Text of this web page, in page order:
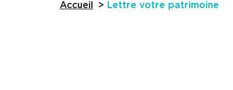
Accueil Lettre votre patrimoine